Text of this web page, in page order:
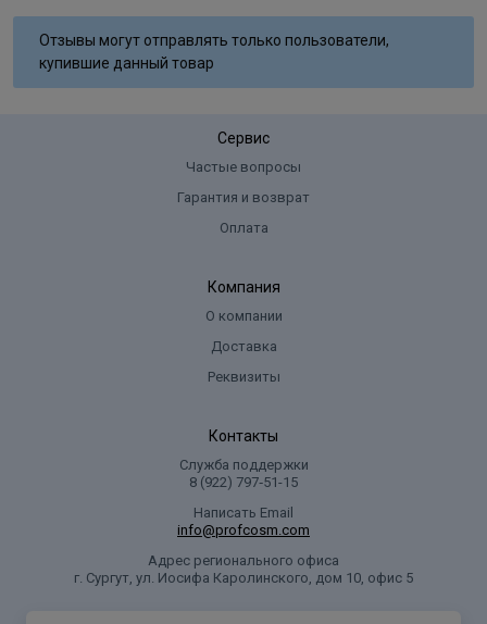
Отзывы могут отправлять только пользователи,
купившие данный товар
Сервис
Частые вопросы
Гарантия и возврат
Оплата
Компания
О компании
Доставка
Реквизиты
Контакты
Служба поддержки
8 (922) 797‑51-15
Написать Email
info@profcosm.com
Адрес регионального офиса
г. Сургут, ул. Иосифа Каролинского, дом 10, офис 5